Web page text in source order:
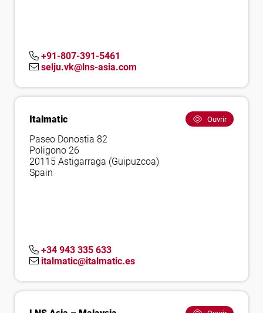
+91-807-391-5461
selju.vk@lns-asia.com
Italmatic Ouvrir
Paseo Donostia 82
Poligono 26
20115 Astigarraga (Guipuzcoa)
Spain
+34 943 335 633
italmatic@italmatic.es